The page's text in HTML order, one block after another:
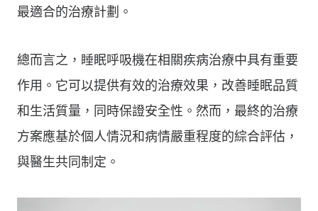
最適合的治療計劃。
總而言之，睡眠呼吸機在相關疾病治療中具有重要
作用。它可以提供有效的治療效果，改善睡眠品質
和生活質量，同時保證安全性。然而，最終的治療
方案應基於個人情況和病情嚴重程度的綜合評估，
與醫生共同制定。